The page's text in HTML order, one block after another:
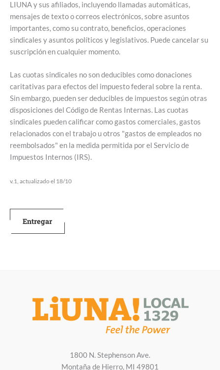
LIUNA y sus afiliados, incluyendo llamadas automáticas,
mensajes de texto o correos electrónicos, sobre asuntos
importantes, como su contrato, beneficios, operaciones
sindicales y asuntos políticos y legislativos. Puede cancelar su
suscripción en cualquier momento.
Las cuotas sindicales no son deducibles como donaciones
caritativas para efectos del impuesto federal sobre la renta.
Sin embargo, pueden ser deducibles de impuestos según otras
disposiciones del Código de Rentas Internas. Las cuotas
sindicales pueden calificar como gastos comerciales, gastos
relacionados con el trabajo u otros "gastos de empleados no
reembolsados" en la medida permitida por el Servicio de
Impuestos Internos (IRS).
v.1, actualizado el 18/10
1800 N. Stephenson Ave.
Montaña de Hierro, MI 49801